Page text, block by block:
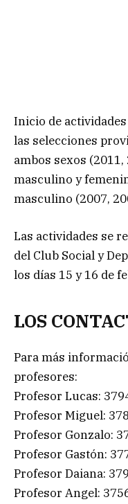
Inicio de
las selecciones
ambos sexos
masculino y
masculino (2007,
Las actividades se
del Club Social y
los días 15 y 16 de
LOS
Para más
profesores:
Profesor Lucas:
Profesor Miguel:
Profesor Gonzalo:
Profesor Gastón:
Profesor Daiana:
Profesor Angel: